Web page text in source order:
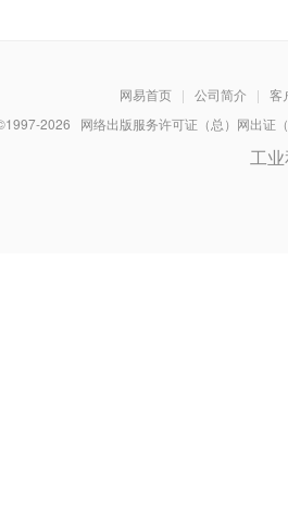
网易首页 | 公司简介 | 客
2026 网络出版服务许可证（总）网出证
工